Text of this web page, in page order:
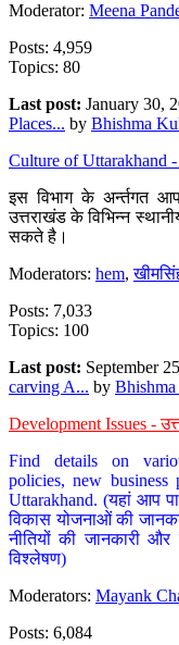
Moderator: Meena
Posts: 4,959
Topics: 80
Last post: January 30,
Places... by Bhishma
Culture of Uttarakhand
इस विभाग के अर्न्तगत आप
उत्तराखंड के विभिन्न
सकते है।
Moderators: hem,
Posts: 7,033
Topics: 100
Last post: September
carving A... by
Development Issues -
Find details on
policies, new
Uttarakhand. (यहां आप
विकास योजनाओं की
नीतियों की जानकारी
विश्लेषण)
Moderators: Mayank
Posts: 6,084